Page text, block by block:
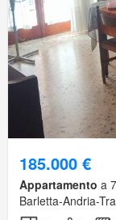
185.000 €
Appartamento a
Barletta-Andria-